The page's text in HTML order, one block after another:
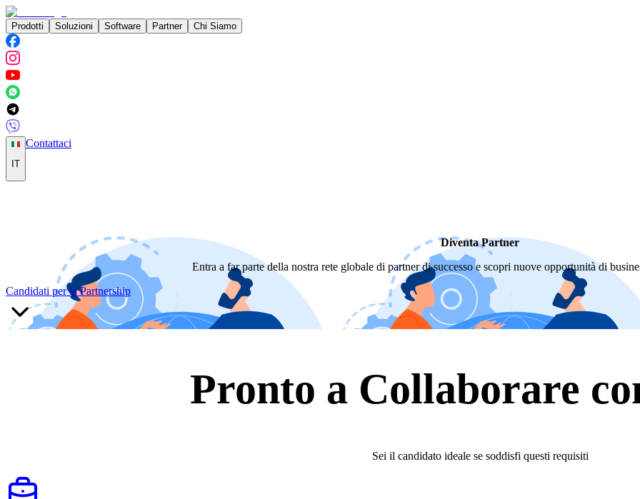
Prodotti Soluzioni Software Partner Chi Siamo
IT
Contattaci
Diventa Partner
Entra a far parte della nostra rete globale di partner di successo e scopri nuove opportunità di
Candidati per la Partnership
Pronto a Collaborare
Sei il candidato ideale se soddisfi questi requisiti